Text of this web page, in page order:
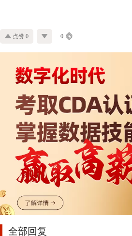
点赞 0 0
全部回复